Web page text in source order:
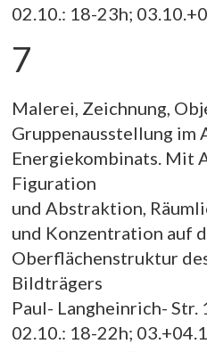
02.10.: 18-23h;
7
Malerei, Zeichnung,
Gruppenausstellung im
Energiekombinats. Mit
Figuration
und Abstraktion,
und Konzentration auf
Oberflächenstruktur
Bildträgers
Paul- Langheinrich- Str.
02.10.: 18-22h;